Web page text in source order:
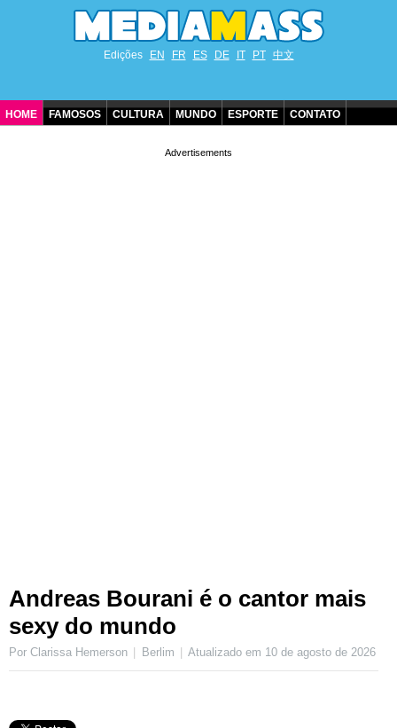
Edições EN FR ES DE IT PT 中文
HOME FAMOSOS CULTURA MUNDO ESPORTE CONTATO
Andreas Bourani é o cantor mais
sexy do mundo
Por Clarissa Hemerson Berlim Atualizado em 10 de agosto de 2026